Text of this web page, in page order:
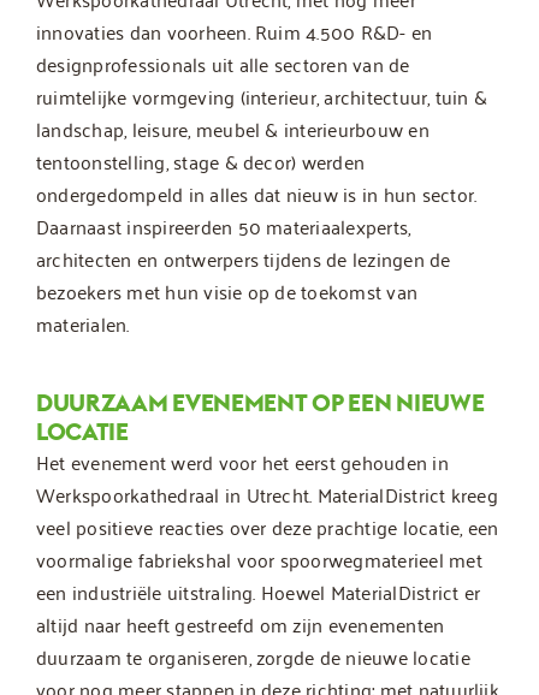
innovaties dan voorheen. Ruim 4.500 R&D- en
designprofessionals uit alle sectoren van de
ruimtelijke vormgeving (interieur, architectuur, tuin &
landschap, leisure, meubel & interieurbouw en
tentoonstelling, stage & decor) werden
ondergedompeld in alles dat nieuw is in hun sector.
Daarnaast inspireerden 50 materiaalexperts,
architecten en ontwerpers tijdens de lezingen de
bezoekers met hun visie op de toekomst van
materialen.
DUURZAAM EVENEMENT OP EEN NIEUWE
LOCATIE
Het evenement werd voor het eerst gehouden in
Werkspoorkathedraal in Utrecht. MaterialDistrict kreeg
veel positieve reacties over deze prachtige locatie, een
voormalige fabriekshal voor spoorwegmaterieel met
een industriële uitstraling. Hoewel MaterialDistrict er
altijd naar heeft gestreefd om zijn evenementen
duurzaam te organiseren, zorgde de nieuwe locatie